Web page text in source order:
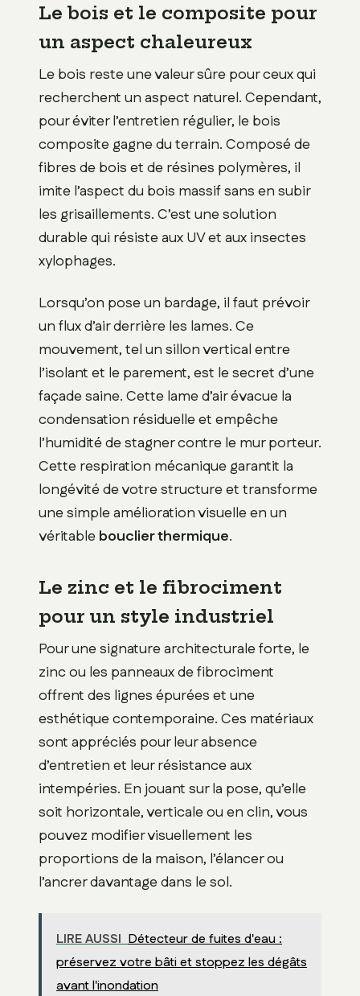
Le bois et le composite pour
un aspect chaleureux
Le bois reste une valeur sûre pour ceux qui
recherchent un aspect naturel. Cependant,
pour éviter l’entretien régulier, le bois
composite gagne du terrain. Composé de
fibres de bois et de résines polymères, il
imite l’aspect du bois massif sans en subir
les grisaillements. C’est une solution
durable qui résiste aux UV et aux insectes
xylophages.
Lorsqu’on pose un bardage, il faut prévoir
un flux d’air derrière les lames. Ce
mouvement, tel un sillon vertical entre
l’isolant et le parement, est le secret d’une
façade saine. Cette lame d’air évacue la
condensation résiduelle et empêche
l’humidité de stagner contre le mur porteur.
Cette respiration mécanique garantit la
longévité de votre structure et transforme
une simple amélioration visuelle en un
véritablebouclier thermique.
Le zinc et le fibrociment
pour un style industriel
Pour une signature architecturale forte, le
zinc ou les panneaux de fibrociment
offrent des lignes épurées et une
esthétique contemporaine. Ces matériaux
sont appréciés pour leur absence
d’entretien et leur résistance aux
intempéries. En jouant sur la pose, qu’elle
soit horizontale, verticale ou en clin, vous
pouvez modifier visuellement les
proportions de la maison, l’élancer ou
l’ancrer davantage dans le sol.
LIRE AUSSI Détecteur de fuites d'eau :
préservez votre bâti et stoppez les dégâts
avant l'inondation